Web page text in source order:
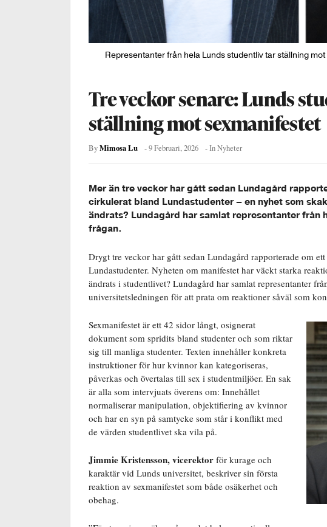
Representanter från hela Lunds studentliv tar ställning
Tre veckor senare: Lunds
ställning mot sexmanifestet
ByMimosa Lu -9 Februari, 2026 - InNyheter
Mer än tre veckor har gått sedan Lundagård
cirkulerat bland Lundastudenter – en nyhet som
ändrats? Lundagård har samlat representanter från
frågan.
Drygt tre veckor har gått sedan Lundagård rapporterade om ett
Lundastudenter. Nyheten om manifestet har väckt starka
ändrats i studentlivet? Lundagård har samlat representanter
universitetsledningen för att prata om reaktioner såväl som
Sexmanifestet är ett 42 sidor långt, osignerat
dokument som spridits bland studenter och som riktar
sig till manliga studenter. Texten innehåller konkreta
instruktioner för hur kvinnor kan kategoriseras,
påverkas och övertalas till sex i studentmiljöer. En sak
är alla som intervjuats överens om: Innehållet
normaliserar manipulation, objektifiering av kvinnor
och har en syn på samtycke som står i konflikt med
de värden studentlivet ska vila på.
Jimmie Kristensson, vicerektor för kurage och
karaktär vid Lunds universitet, beskriver sin första
reaktion av sexmanifestet som både osäkerhet och
obehag.